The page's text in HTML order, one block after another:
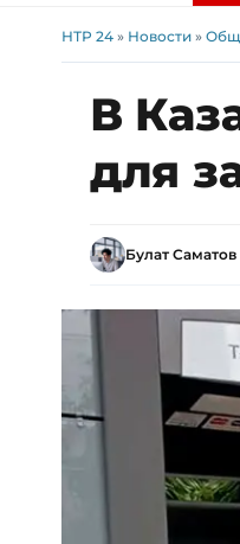
НТР 24 » Новости »
В
для
Булат Саматов